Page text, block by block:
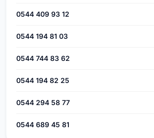
0544 409 93 12
0544 194 81 03
0544 744 83 62
0544 194 82 25
0544 294 58 77
0544 689 45 81